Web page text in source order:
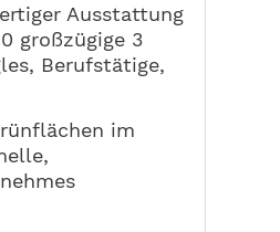
Ausstattung
großzügige 3
Berufstätige,
im